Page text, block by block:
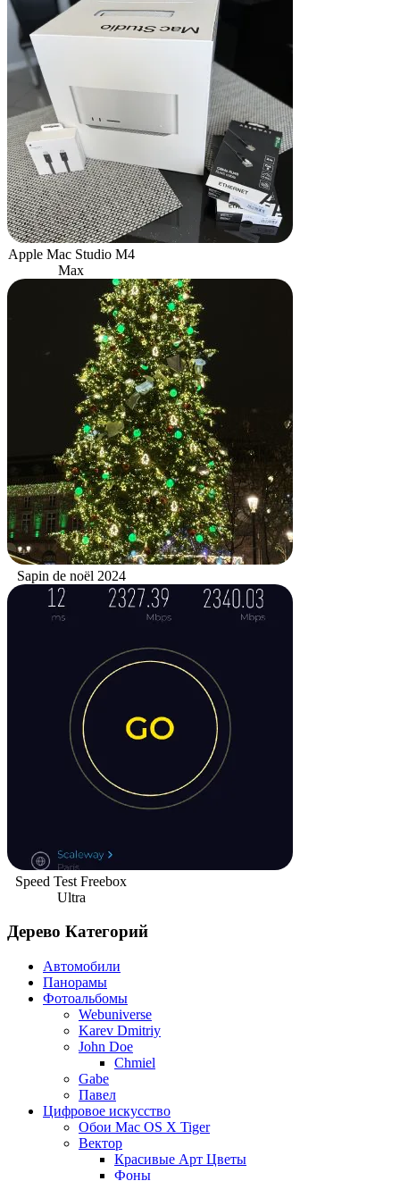
Apple Mac Studio M4
Max
Sapin de noël 2024
Speed Test Freebox
Ultra
Дерево Категорий
Автомобили
Панорамы
Фотоальбомы
Webuniverse
Karev Dmitriy
John Doe
Chmiel
Gabe
Павел
Цифровое искусство
Обои Mac OS X Tiger
Вектор
Красивые Арт Цветы
Фоны